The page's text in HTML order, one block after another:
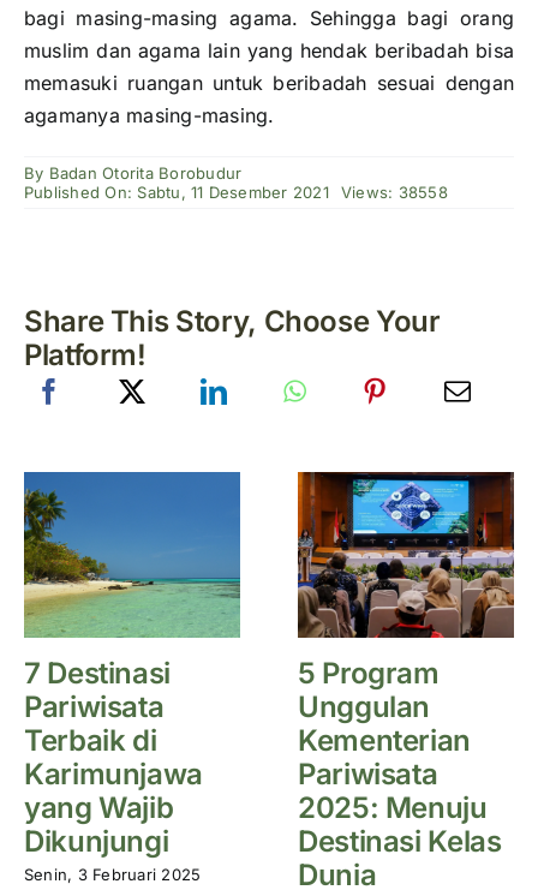
bagi masing-masing agama. Sehingga bagi orang
muslim dan agama lain yang hendak beribadah bisa
memasuki ruangan untuk beribadah sesuai dengan
agamanya masing-masing.
By Badan Otorita Borobudur
Published On: Sabtu, 11 Desember 2021
Views: 38558
Share This Story, Choose Your
Platform!
7 Destinasi
Pariwisata
Terbaik di
Karimunjawa
yang Wajib
Dikunjungi
Senin, 3 Februari 2025
5 Program
Unggulan
Kementerian
Pariwisata
2025: Menuju
Destinasi Kelas
Dunia